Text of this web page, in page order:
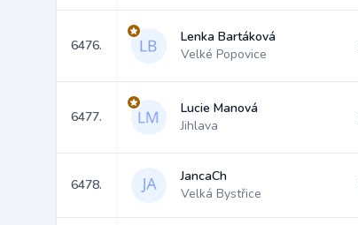
6476.
Lenka Bartáková
Velké Popovice
6477.
Lucie Manová
Jihlava
6478.
JancaCh
Velká Bystřice